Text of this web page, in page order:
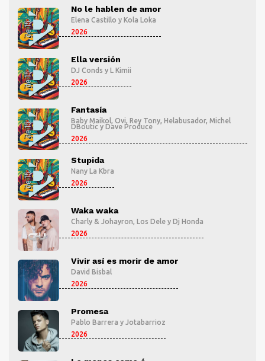
No le hablen de amor
Elena Castillo y Kola Loka
2026
Ella versión
DJ Conds y L Kimii
2026
Fantasía
Baby Maikol, Ovi, Rey Tony, Helabusador, Michel
DBoutic y Dave Produce
2026
Stupida
Nany La Kbra
2026
Waka waka
Charly & Johayron, Los Dele y Dj Honda
2026
Vivir así es morir de amor
David Bisbal
2026
Promesa
Pablo Barrera y Jotabarrioz
2026